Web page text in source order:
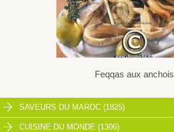
Feqqas aux anchois
SAVEURS DU MAROC (1825)
CUISINE DU MONDE (1306)